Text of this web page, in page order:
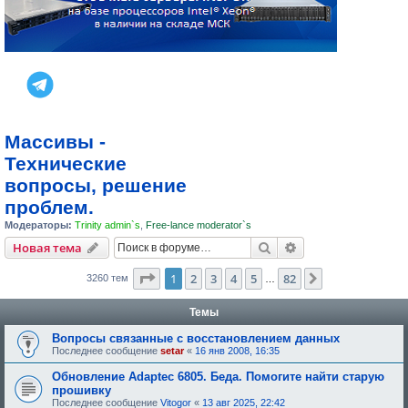
Массивы -
Технические
вопросы, решение
проблем.
Модераторы: Trinity admin`s Free-lance moderator`s
Новая тема Поиск
3260 тем Страница из 82
1 2 3 4 5 82
Темы
Вопросы связанные с восстановлением данных
Последнее сообщение setar« 16 янв 2008, 16:35
Обновление Adaptec 6805. Беда. Помогите найти старую
прошивку
Последнее сообщение Vitogor « 13 авг 2025, 22:42